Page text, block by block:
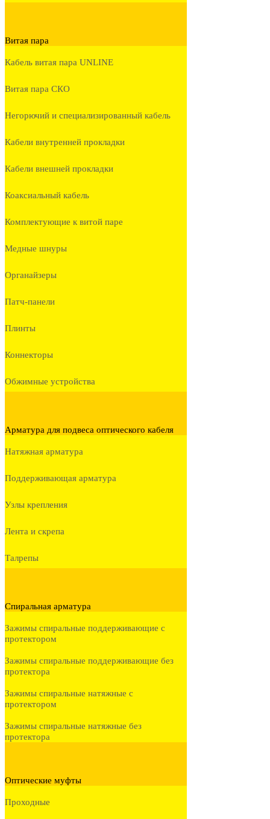
Витая пара
Кабель витая пара UNLINE
Витая пара СКО
Негорючий и специализированный кабель
Кабели внутренней прокладки
Кабели внешней прокладки
Коаксиальный кабель
Комплектующие к витой паре
Медные шнуры
Органайзеры
Патч-панели
Плинты
Коннекторы
Обжимные устройства
Арматура для подвеса оптического кабеля
Натяжная арматура
Поддерживающая арматура
Узлы крепления
Лента и скрепа
Талрепы
Спиральная арматура
Зажимы спиральные поддерживающие с
протектором
Зажимы спиральные поддерживающие без
протектора
Зажимы спиральные натяжные с
протектором
Зажимы спиральные натяжные без
протектора
Оптические муфты
Проходные